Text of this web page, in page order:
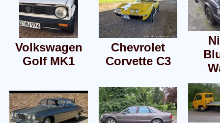
Volkswagen
Golf MK1
Chevrolet
Corvette C3